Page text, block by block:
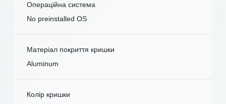
Операційна система
No preinstalled OS
Матеріал покриття кришки
Aluminum
Колір кришки